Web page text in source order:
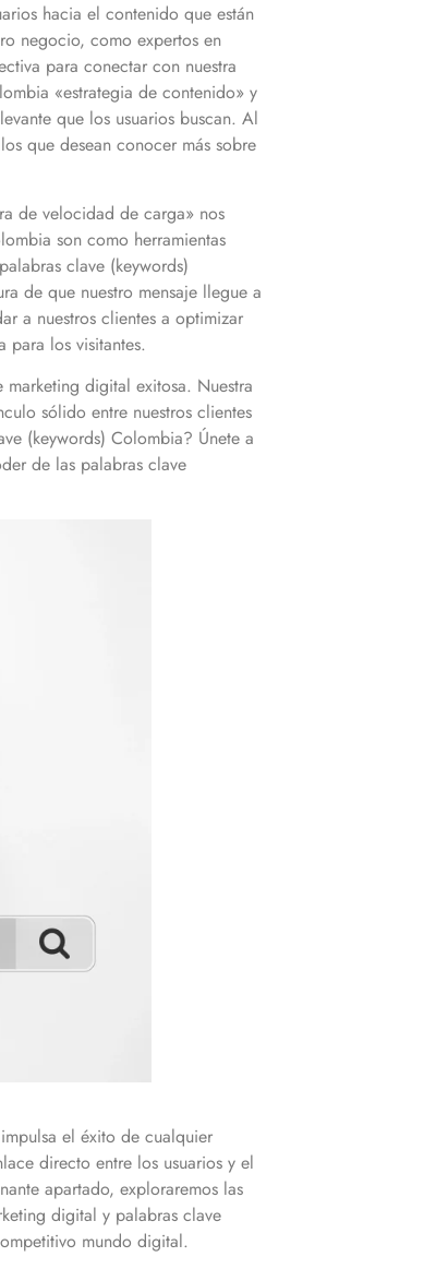
hacia el contenido que están
negocio, como expertos en
para conectar con nuestra
«estrategia de contenido» y
que los usuarios buscan. Al
que desean conocer más sobre
de velocidad de carga» nos
son como herramientas
clave (keywords)
de que nuestro mensaje llegue a
a nuestros clientes a optimizar
para los visitantes.
digital exitosa. Nuestra
sólido entre nuestros clientes
(keywords) Colombia? Únete a
de las palabras clave
el éxito de cualquier
directo entre los usuarios y el
apartado, exploraremos las
digital y palabras clave
mundo digital.